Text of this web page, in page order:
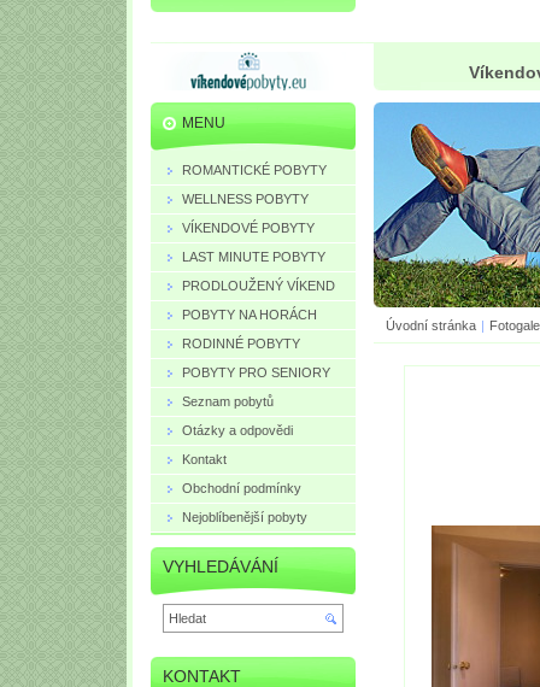
Úvodní stránka |
MENU
ROMANTICKÉ POBYTY
WELLNESS POBYTY
VÍKENDOVÉ POBYTY
LAST MINUTE POBYTY
PRODLOUŽENÝ VÍKEND
POBYTY NA HORÁCH
RODINNÉ POBYTY
POBYTY PRO SENIORY
Seznam pobytů
Otázky a odpovědi
Kontakt
Obchodní podmínky
Nejoblíbenější pobyty
VYHLEDÁVÁNÍ
KONTAKT